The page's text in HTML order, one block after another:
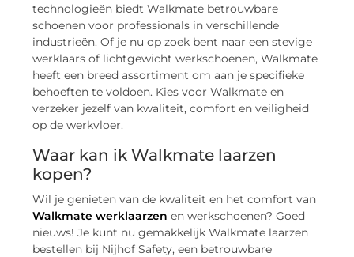
technologieën biedt Walkmate betrouwbare
schoenen voor professionals in verschillende
industrieën. Of je nu op zoek bent naar een stevige
werklaars of lichtgewicht werkschoenen, Walkmate
heeft een breed assortiment om aan je specifieke
behoeften te voldoen. Kies voor Walkmate en
verzeker jezelf van kwaliteit, comfort en veiligheid
op de werkvloer.
Waar kan ik Walkmate laarzen
kopen?
Wil je genieten van de kwaliteit en het comfort van
Walkmate werklaarzen en werkschoenen? Goed
nieuws! Je kunt nu gemakkelijk Walkmate laarzen
bestellen bij Nijhof Safety, een betrouwbare